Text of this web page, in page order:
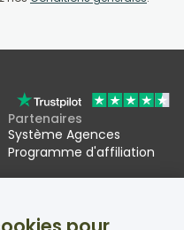
Partenaires
Système Agences
Programme d'affiliation